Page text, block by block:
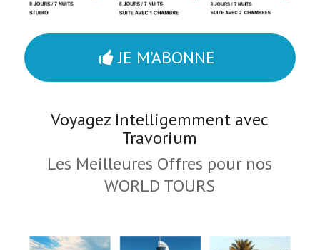
JE M’ABONNE
Voyagez Intelligemment avec
Travorium
Les Meilleures Offres pour nos
WORLD TOURS